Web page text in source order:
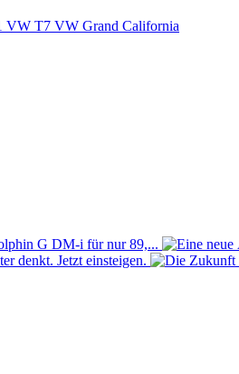
VW T7 VW Grand California